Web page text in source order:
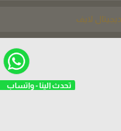
تحدث الينا - واتساب
لايف